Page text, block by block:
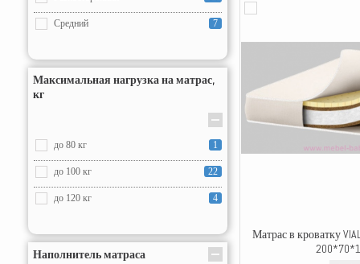
Средний 7
Максимальная нагрузка на матрас,
кг
до 80 кг 1
до 100 кг 22
до 120 кг 4
Наполнитель матраса
Матрас в кроватку